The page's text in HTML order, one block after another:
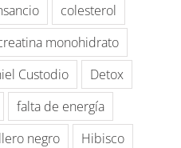
colesterol
monohidrato
Custodio
Detox
falta de energía
negro
Hibisco